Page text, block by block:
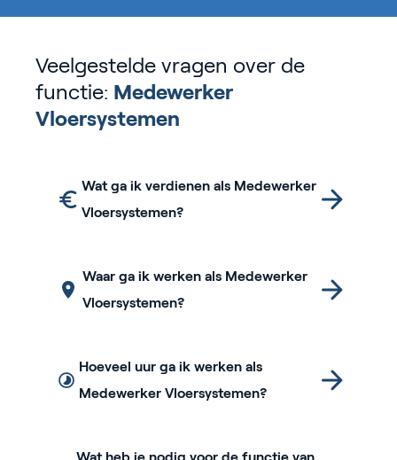
Veelgestelde vragen over de
functie: Medewerker
Vloersystemen
Wat ga ik verdienen als Medewerker
Vloersystemen?
Waar ga ik werken als Medewerker
Vloersystemen?
Hoeveel uur ga ik werken als
Medewerker Vloersystemen?
Wat heb je nodig voor de functie van